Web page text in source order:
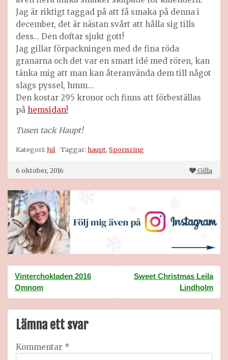
Jag är riktigt taggad på att få smaka på denna i
december, det är nästan svårt att hålla sig tills
dess… Den doftar sjukt gott!
Jag gillar förpackningen med de fina röda
granarna och det var en smart idé med rören, kan
tänka mig att man kan återanvända dem till något
slags pyssel, hmm…
Den kostar 295 kronor och finns att förbeställas
på hemsidan!
Tusen tack Haupt!
Kategori: Jul Taggar: haupt, Sponsring
6 oktober, 2016 Gilla
Inläggsnavigering
Vinterchokladen 2016
Omnom
Sweet Christmas Leila
Lindholm
Lämna ett svar
Kommentar *